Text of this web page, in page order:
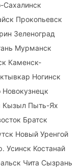
Прокопьевск
Зеленоград
Мурманск
Каменск-
Ногинск
Новокузнецк
Кызыл Пыть-Ях
Братск
Новый Уренгой
Усинск Костанай
Чита Сызрань